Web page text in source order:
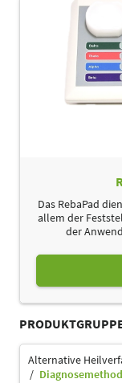
Das RebaPad
allem der
der
Alternative